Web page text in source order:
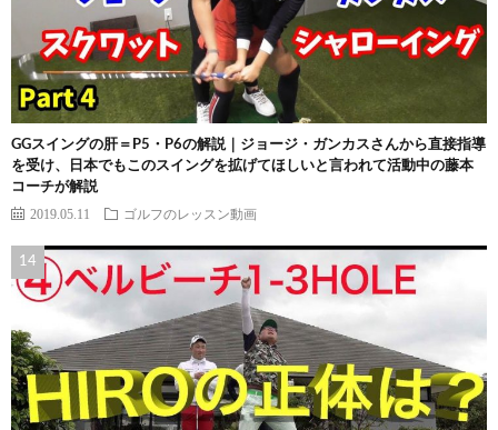
GGスイングの肝＝P5・P6の解説｜ジョージ・ガンカスさんから直接指導
を受け、日本でもこのスイングを拡げてほしいと言われて活動中の藤本
コーチが解説
2019.05.11 ゴルフのレッスン動画